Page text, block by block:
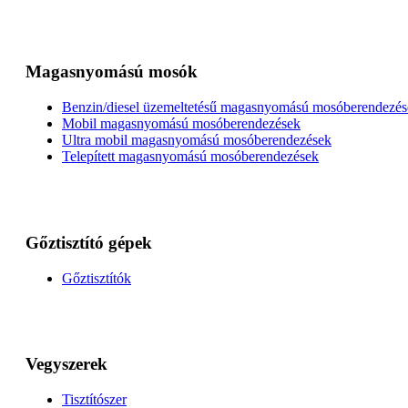
Magasnyomású mosók
Benzin/diesel üzemeltetésű magasnyomású
Mobil magasnyomású mosóberendezések
Ultra mobil magasnyomású mosóberendezések
Telepített magasnyomású mosóberendezések
Gőztisztító gépek
Gőztisztítók
Vegyszerek
Tisztítószer